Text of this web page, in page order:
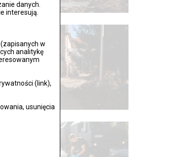
danych.
interesują.
w
analitykę
(link),
usunięcia
Zdrój po powodzi